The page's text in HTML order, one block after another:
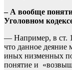
– А вообще
Уголовном
— Например, в ст.
что данное
иных низменных
понятие и